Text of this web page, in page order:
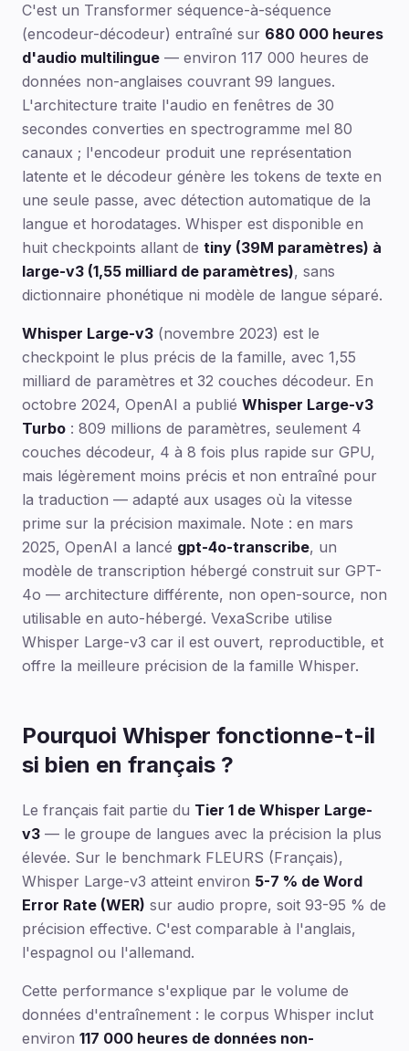
C'est un Transformer séquence-à-séquence
(encodeur-décodeur) entraîné sur 680 000 heures
d'audio multilingue — environ 117 000 heures de
données non-anglaises couvrant 99 langues.
L'architecture traite l'audio en fenêtres de 30
secondes converties en spectrogramme mel 80
canaux ; l'encodeur produit une représentation
latente et le décodeur génère les tokens de texte en
une seule passe, avec détection automatique de la
langue et horodatages. Whisper est disponible en
huit checkpoints allant de tiny (39M paramètres) à
large-v3 (1,55 milliard de paramètres), sans
dictionnaire phonétique ni modèle de langue séparé.
Whisper Large-v3 (novembre 2023) est le
checkpoint le plus précis de la famille, avec 1,55
milliard de paramètres et 32 couches décodeur. En
octobre 2024, OpenAI a publié Whisper Large-v3
Turbo : 809 millions de paramètres, seulement 4
couches décodeur, 4 à 8 fois plus rapide sur GPU,
mais légèrement moins précis et non entraîné pour
la traduction — adapté aux usages où la vitesse
prime sur la précision maximale. Note : en mars
2025, OpenAI a lancé gpt-4o-transcribe, un
modèle de transcription hébergé construit sur GPT-
4o — architecture différente, non open-source, non
utilisable en auto-hébergé. VexaScribe utilise
Whisper Large-v3 car il est ouvert, reproductible, et
offre la meilleure précision de la famille Whisper.
Pourquoi Whisper fonctionne-t-il
si bien en français ?
Le français fait partie du Tier 1 de Whisper Large-
v3 — le groupe de langues avec la précision la plus
élevée. Sur le benchmark FLEURS (Français),
Whisper Large-v3 atteint environ 5-7 % de Word
Error Rate (WER) sur audio propre, soit 93-95 % de
précision effective. C'est comparable à l'anglais,
l'espagnol ou l'allemand.
Cette performance s'explique par le volume de
données d'entraînement : le corpus Whisper inclut
environ 117 000 heures de données non-